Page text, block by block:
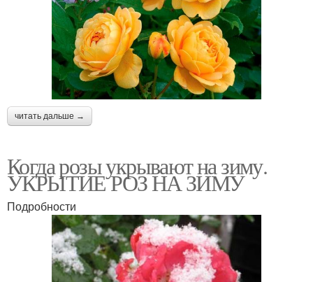
читать дальше →
Когда розы укрывают на зиму.
УКРЫТИЕ РОЗ НА ЗИМУ
Подробности